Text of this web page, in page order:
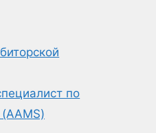
по